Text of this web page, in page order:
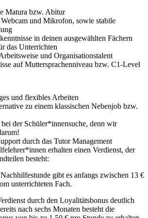
Matura bzw. Abitur
und Mikrofon, sowie stabile
in deinen ausgewählten Fächern
das Unterrichten
und Organisationstalent
auf Muttersprachenniveau bzw. C1-Level
und flexibles Arbeiten
zu einem klassischen Nebenjob bzw.
der Schüler*innensuche, denn wir
durch das Tutor Management
erhalten einen Verdienst, der
besteht:
gibt es anfangs zwischen 13 €
unterrichteten Fach.
durch den Loyalitätsbonus deutlich
nach sechs Monaten besteht die